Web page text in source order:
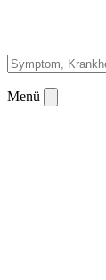
Menü